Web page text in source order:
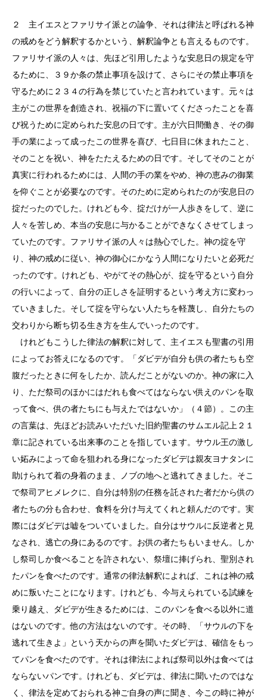
２ 主イエスとファリサイ派との論争、それは律法と呼ばれる神
の戒めをどう解釈するかという、解釈論争とも言えるものです。
ファリサイ派の人々は、先ほど引用したような安息日の規定を守
るために、３９か条の禁止事項を設けて、さらにその禁止事項を
守るために２３４の行為を禁じていたと言われています。元々は
主がこの世界を創造され、祝福の下に置いてくださったことを喜
び祝うために定められた安息の日です。主が六日間働き、その御
手の業によって成ったこの世界を喜び、七日目に休まれたこと、
そのことを祝い、神をたたえるための日です。そしてそのことが
真実に行われるためには、人間の手の業をやめ、神の恵みの御業
を仰ぐことが必要なのです。そのために定められたのが安息日の
掟だったのでした。けれども今、掟だけが一人歩きをして、逆に
人々を苦しめ、本当の安息に与かることができなくさせてしまっ
ていたのです。ファリサイ派の人々は熱心でした。神の掟を守
り、神の戒めに従い、神の御心にかなう人間になりたいと必死だ
ったのです。けれども、やがてその熱心が、掟を守るという自分
の行いによって、自分の正しさを証明するという考え方に変わっ
ていきました。そして掟を守らない人たちを軽蔑し、自分たちの
交わりから断ち切る生き方を生んでいったのです。
けれどもこうした律法の解釈に対して、主イエスも聖書の引用
によってお答えになるのです。「ダビデが自分も供の者たちも空
腹だったときに何をしたか、読んだことがないのか。神の家に入
り、ただ祭司のほかにはだれも食べてはならない供えのパンを取
って食べ、供の者たちにも与えたではないか」（４節）。この主
の言葉は、先ほどお読みいただいた旧約聖書のサムエル記上２１
章に記されている出来事のことを指しています。サウル王の激し
い妬みによって命を狙われる身になったダビデは親友ヨナタンに
助けられて着の身着のまま、ノブの地へと逃れてきました。そこ
で祭司アヒメレクに、自分は特別の任務を託された者だから供の
者たちの分も合わせ、食料を分け与えてくれと頼んだのです。実
際にはダビデは嘘をついていました。自分はサウルに反逆者と見
なされ、逃亡の身にあるのです。お供の者たちもいません。しか
し祭司しか食べることを許されない、祭壇に捧げられ、聖別され
たパンを食べたのです。通常の律法解釈によれば、これは神の戒
めに叛いたことになります。けれども、今与えられている試練を
乗り越え、ダビデが生きるためには、このパンを食べる以外に道
はないのです。他の方法はないのです。その時、「サウルの下を
逃れて生きよ」という天からの声を聞いたダビデは、確信をもっ
てパンを食べたのです。それは律法によれば祭司以外は食べては
ならないパンです。けれども、ダビデは、律法に聞いたのではな
く、律法を定めておられる神ご自身の声に聞き、今この時に神が